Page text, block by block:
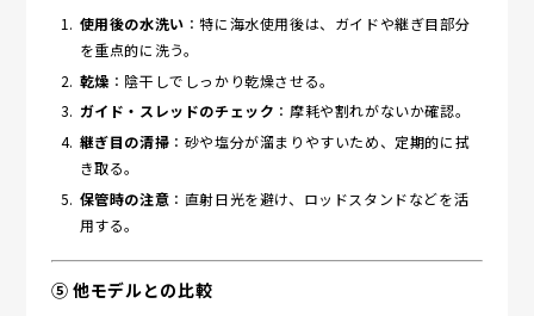
使用後の水洗い ：特に海水使用後は、ガイドや継ぎ目部分
を重点的に洗う。
乾燥 ：陰干しでしっかり乾燥させる。
ガイド・スレッドのチェック ：摩耗や割れがないか確認。
継ぎ目の清掃 ：砂や塩分が溜まりやすいため、定期的に拭
き取る。
保管時の注意 ：直射日光を避け、ロッドスタンドなどを活
用する。
⑤ 他モデルとの比較